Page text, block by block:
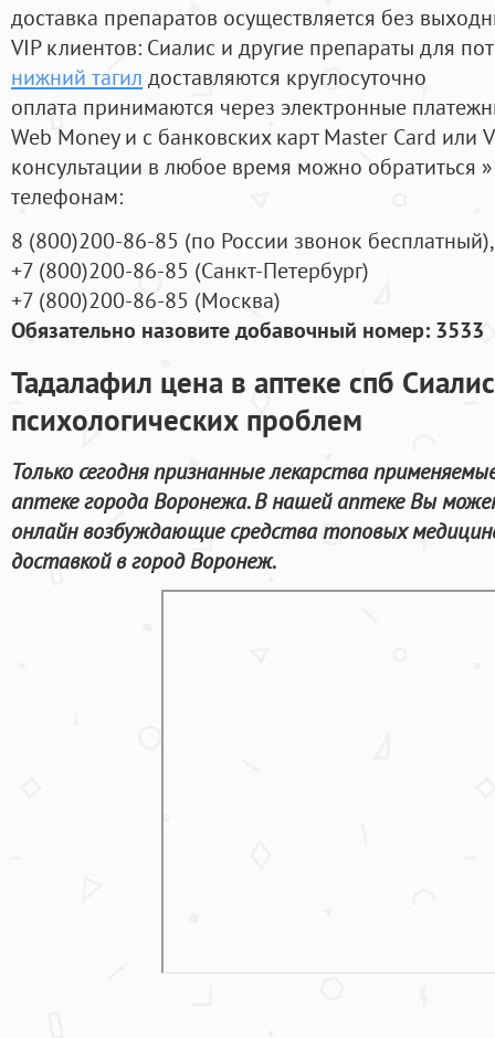
доставка препаратов осуществляется без
VIP клиентов: Сиалис и другие препараты для
нижний тагил доставляются круглосуточно
оплата принимаются через электронные
Web Money и с банковских карт Master Card или
консультации в любое время можно обратиться
телефонам:
8 (800)200-86-85 (по России звонок бесплатный),
+7 (800)200-86-85 (Санкт-Петербург)
+7 (800)200-86-85 (Москва)
Обязательно назовите добавочный номер: 3533
Тадалафил цена в аптеке спб
психологических проблем
Только сегодня признанные лекарства
аптеке города Воронежа. В нашей аптеке Вы
онлайн возбуждающие средства топовых
доставкой в город Воронеж.